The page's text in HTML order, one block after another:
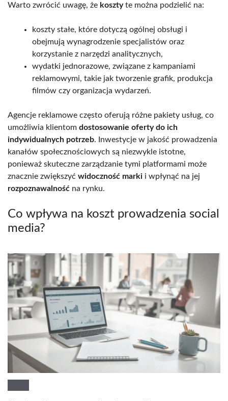
Warto zwrócić uwagę, że kosztyte można podzielić na:
koszty stałe, które dotyczą ogólnej obsługi i
obejmują wynagrodzenie specjalistów oraz
korzystanie z narzędzi analitycznych,
wydatki jednorazowe, związane z kampaniami
reklamowymi, takie jak tworzenie grafik, produkcja
filmów czy organizacja wydarzeń.
Agencje reklamowe często oferują różne pakiety usług, co
umożliwia klientom dostosowanie oferty do ich
indywidualnych potrzeb. Inwestycje w jakość prowadzenia
kanałów społecznościowych są niezwykle istotne,
ponieważ skuteczne zarządzanie tymi platformami może
znacznie zwiększyć widoczność marki i wpłynąć na jej
rozpoznawalność na rynku.
Co wpływa na koszt prowadzenia social
media?